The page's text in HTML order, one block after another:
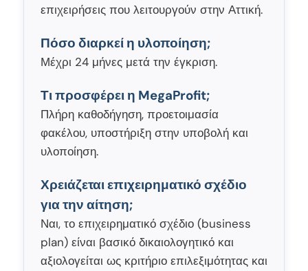
επιχειρήσεις που λειτουργούν στην Αττική.
Πόσο διαρκεί η υλοποίηση;
Μέχρι 24 μήνες μετά την έγκριση.
Τι προσφέρει η MegaProfit;
Πλήρη καθοδήγηση, προετοιμασία
φακέλου, υποστήριξη στην υποβολή και
υλοποίηση.
Χρειάζεται επιχειρηματικό σχέδιο
για την αίτηση;
Ναι, το επιχειρηματικό σχέδιο (business
plan) είναι βασικό δικαιολογητικό και
αξιολογείται ως κριτήριο επιλεξιμότητας και